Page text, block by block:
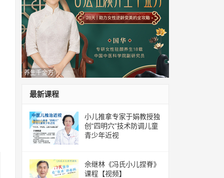
养生千金方
最新课程
小儿推拿专家于娟教授独
创“四明穴”技术防调儿童
青少年近视
佘继林《冯氏小儿捏脊》
课程【视频】